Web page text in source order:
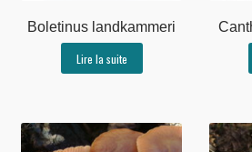
Boletinus landkammeri
Lire la suite